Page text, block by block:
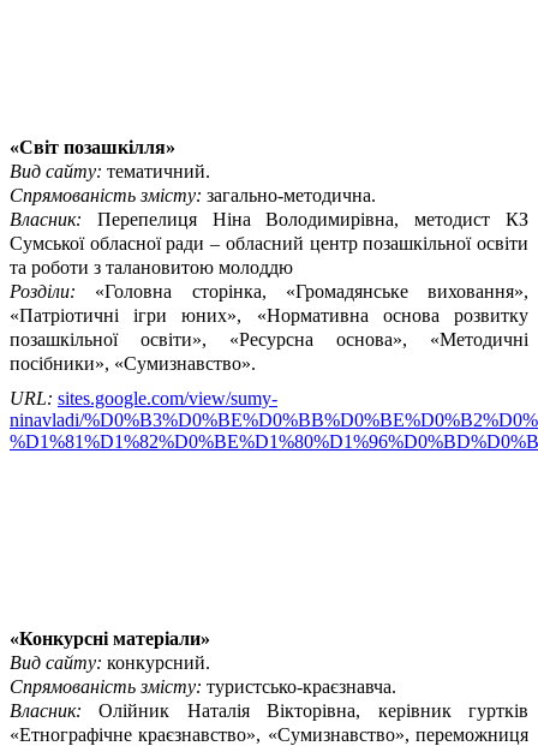
«Світ позашкілля»
Вид сайту: тематичний.
Спрямованість змісту: загально-методична.
Власник: Перепелиця Ніна Володимирівна, методист КЗ
Сумської обласної ради – обласний центр позашкільної освіти
та роботи з талановитою молоддю
Розділи: «Головна сторінка, «Громадянське виховання»,
«Патріотичні ігри юних», «Нормативна основа розвитку
позашкільної освіти», «Ресурсна основа», «Методичні
посібники», «Сумизнавство».
URL: sites.google.com/view/sumy-
ninavladi/
«Конкурсні матеріали»
Вид сайту: конкурсний.
Спрямованість змісту: туристсько-краєзнавча.
Власник: Олійник Наталія Вікторівна, керівник гуртків
«Етнографічне краєзнавство», «Сумизнавство», переможниця